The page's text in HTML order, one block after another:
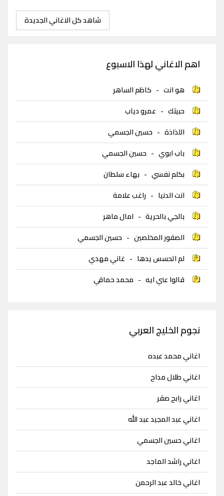
شاهد كل الاغاني الجديدة
اهم الاغاني لهذا الاسبوع
هو انت - كاظم الساهر
حبيتك - عمرو دياب
اللذاذة - حسين الجسمي
باب ابوي - حسين الجسمي
بكلم نفسي - بهاء سلطان
انت الدنيا - راغب علامة
بالجي بالحرية - امال ماهر
الصقور المخلصين - حسين الجسمي
لم اتحسس يدها - غاني مهدي
قالوا عني ايه - محمد حماقي
نجوم الخليج العربي
اغاني محمد عبده
اغاني طلال مداح
اغاني رابح صقر
اغاني عبد المجيد عبد الله
اغاني حسين الجسمي
اغاني راشد الماجد
اغاني خالد عبد الرحمن